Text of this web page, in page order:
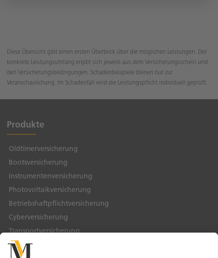
Diese Übersicht gibt einen ersten Überblick über die möglichen Leistungen. Der
konkrete Leistungsumfang ergibt sich jeweils aus dem Versicherungsschein und
den Versicherungsbedingungen. Schadenbeispiele dienen nur zur
Veranschaulichung. Im Schadenfall wird die Leistungspflicht individuell geprüft.
Produkte
Oldtimerversicherung
Bootsversicherung
Instrumentenversicherung
Photovoltaikversicherung
Betriebshaftpflichtversicherung
Cyberversicherung
Transportversicherung
Service & Kontakt